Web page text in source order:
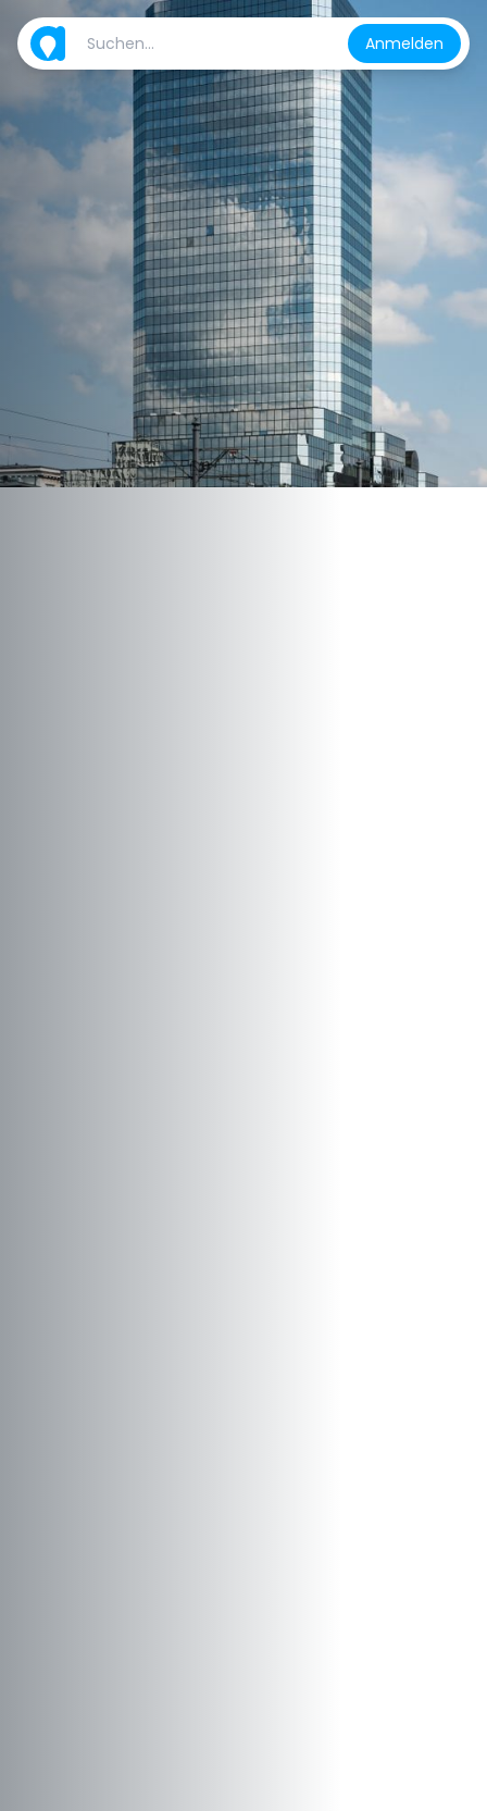
Anmelden